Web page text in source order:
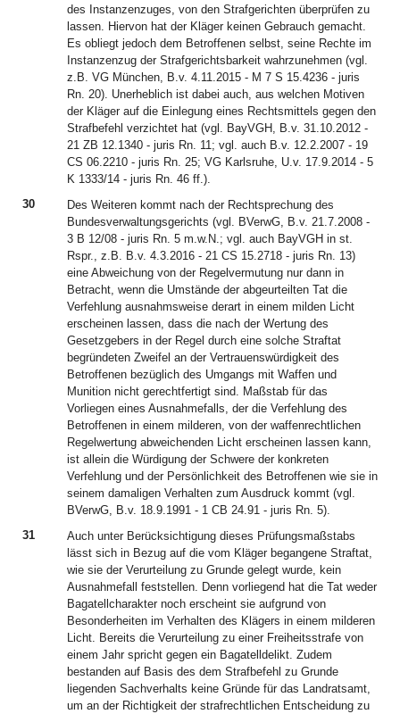
des Instanzenzuges, von den Strafgerichten überprüfen zu
lassen. Hiervon hat der Kläger keinen Gebrauch gemacht.
Es obliegt jedoch dem Betroffenen selbst, seine Rechte im
Instanzenzug der Strafgerichtsbarkeit wahrzunehmen (vgl.
z.B. VG München, B.v. 4.11.2015 - M 7 S 15.4236 - juris
Rn. 20). Unerheblich ist dabei auch, aus welchen Motiven
der Kläger auf die Einlegung eines Rechtsmittels gegen den
Strafbefehl verzichtet hat (vgl. BayVGH, B.v. 31.10.2012 -
21 ZB 12.1340 - juris Rn. 11; vgl. auch B.v. 12.2.2007 - 19
CS 06.2210 - juris Rn. 25; VG Karlsruhe, U.v. 17.9.2014 - 5
K 1333/14 - juris Rn. 46 ff.).
30
Des Weiteren kommt nach der Rechtsprechung des
Bundesverwaltungsgerichts (vgl. BVerwG, B.v. 21.7.2008 -
3 B 12/08 - juris Rn. 5 m.w.N.; vgl. auch BayVGH in st.
Rspr., z.B. B.v. 4.3.2016 - 21 CS 15.2718 - juris Rn. 13)
eine Abweichung von der Regelvermutung nur dann in
Betracht, wenn die Umstände der abgeurteilten Tat die
Verfehlung ausnahmsweise derart in einem milden Licht
erscheinen lassen, dass die nach der Wertung des
Gesetzgebers in der Regel durch eine solche Straftat
begründeten Zweifel an der Vertrauenswürdigkeit des
Betroffenen bezüglich des Umgangs mit Waffen und
Munition nicht gerechtfertigt sind. Maßstab für das
Vorliegen eines Ausnahmefalls, der die Verfehlung des
Betroffenen in einem milderen, von der waffenrechtlichen
Regelwertung abweichenden Licht erscheinen lassen kann,
ist allein die Würdigung der Schwere der konkreten
Verfehlung und der Persönlichkeit des Betroffenen wie sie in
seinem damaligen Verhalten zum Ausdruck kommt (vgl.
BVerwG, B.v. 18.9.1991 - 1 CB 24.91 - juris Rn. 5).
31
Auch unter Berücksichtigung dieses Prüfungsmaßstabs
lässt sich in Bezug auf die vom Kläger begangene Straftat,
wie sie der Verurteilung zu Grunde gelegt wurde, kein
Ausnahmefall feststellen. Denn vorliegend hat die Tat weder
Bagatellcharakter noch erscheint sie aufgrund von
Besonderheiten im Verhalten des Klägers in einem milderen
Licht. Bereits die Verurteilung zu einer Freiheitsstrafe von
einem Jahr spricht gegen ein Bagatelldelikt. Zudem
bestanden auf Basis des dem Strafbefehl zu Grunde
liegenden Sachverhalts keine Gründe für das Landratsamt,
um an der Richtigkeit der strafrechtlichen Entscheidung zu